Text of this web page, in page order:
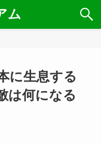
ム
に生息する
は何になる